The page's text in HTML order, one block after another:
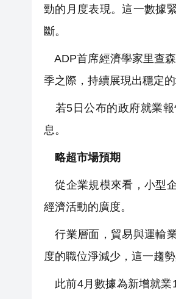
勁的月度表現。這一數據
斷。
ADP首席經濟學家里查
季之際，持續展現出穩定的
若5日公布的政府就業報
息。
略超市場預期
從企業規模來看，小型
經濟活動的廣度。
行業層面，貿易與運輸
度的職位淨減少，這一趨
此前4月數據為新增就業